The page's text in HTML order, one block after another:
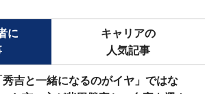
に
キャリアの
人気記事
秀吉と一緒になるのがイヤ」ではな